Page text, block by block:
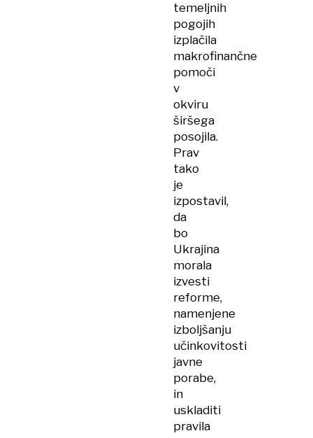
temeljnih
pogojih
izplačila
makrofinančne
pomoči
v
okviru
širšega
posojila.
Prav
tako
je
izpostavil,
da
bo
Ukrajina
morala
izvesti
reforme,
namenjene
izboljšanju
učinkovitosti
javne
porabe,
in
uskladiti
pravila